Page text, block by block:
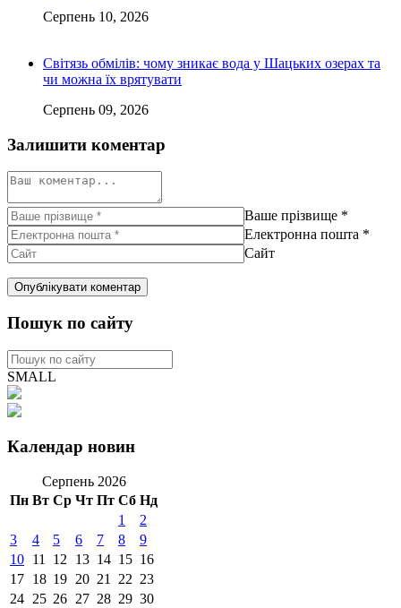
Серпень 10, 2026
Світязь обмілів: чому зникає вода у Шацьких озерах та
чи можна їх врятувати
Серпень 09, 2026
Залишити коментар
Ваше прізвище *
Електронна пошта *
Сайт
Пошук по сайту
SMALL
Календар новин
Серпень 2026
Пн Вт Ср Чт Пт Сб Нд
1
2
3
4 5 6 7 8
9
10 11 12 13 14 15 16
17 18 19 20 21 22 23
24 25 26 27 28 29 30